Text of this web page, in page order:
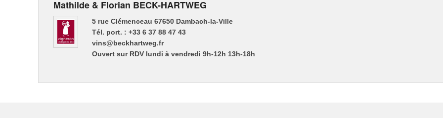
Mathilde & Florian BECK-HARTWEG
5 rue Clémenceau 67650 Dambach-la-Ville
Tél. port. : +33 6 37 88 47 43
vins@beckhartweg.fr
Ouvert sur RDV lundi à vendredi 9h-12h 13h-18h